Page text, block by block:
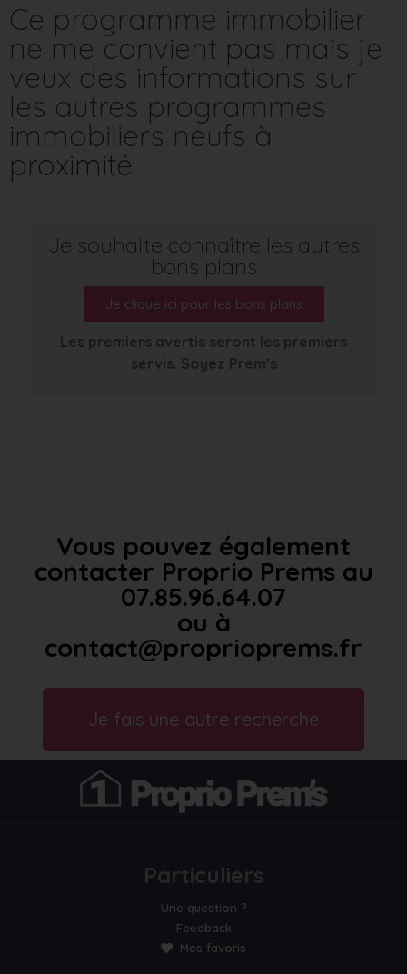
Ce programme immobilier
ne me convient pas mais je
veux des informations sur
les autres programmes
immobiliers neufs à
proximité
Je souhaite connaître les autres
bons plans
Je clique ici pour les bons plans
Les premiers avertis seront les premiers
servis. Soyez Prem’s
Vous pouvez également
contacter Proprio Prems au
07.85.96.64.07
ou à
contact@proprioprems.fr
Je fais une autre recherche
Particuliers
Une question ?
Feedback
Mes favoris